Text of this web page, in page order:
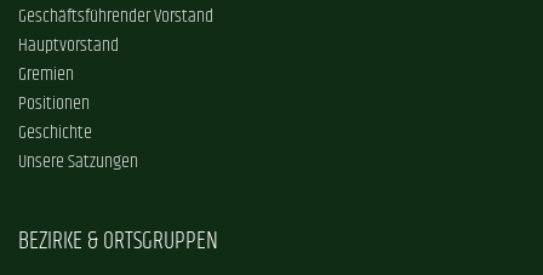
Geschäftsführender Vorstand
Hauptvorstand
Gremien
Positionen
Geschichte
Unsere Satzungen
BEZIRKE & ORTSGRUPPEN